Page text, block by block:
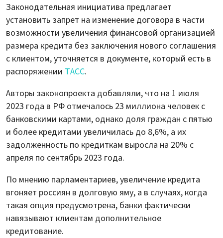
Законодательная инициатива предлагает
установить запрет на изменение договора в части
возможности увеличения финансовой организацией
размера кредита без заключения нового соглашения
с клиентом, уточняется в документе, который есть в
распоряжении ТАСС.
Авторы законопроекта добавляли, что на 1 июля
2023 года в РФ отмечалось 23 миллиона человек с
банковскими картами, однако доля граждан с пятью
и более кредитами увеличилась до 8,6%, а их
задолженность по кредиткам выросла на 20% с
апреля по сентябрь 2023 года.
По мнению парламентариев, увеличение кредита
вгоняет россиян в долговую яму, а в случаях, когда
такая опция предусмотрена, банки фактически
навязывают клиентам дополнительное
кредитование.